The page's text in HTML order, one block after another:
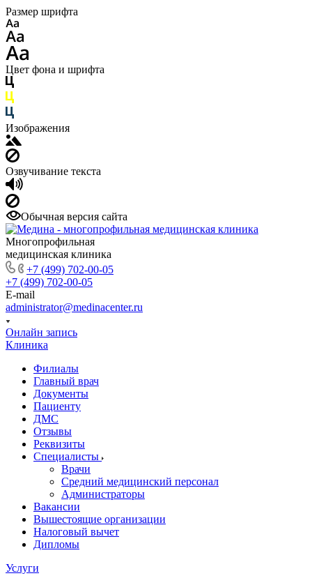
Размер шрифта
Цвет фона и шрифта
Изображения
Озвучивание текста
Обычная версия сайта
Многопрофильная
медицинская клиника
+7 (499) 702-00-05
+7 (499) 702-00-05
E-mail
administrator@medinacenter.ru
Онлайн запись
Клиника
Филиалы
Главный врач
Документы
Пациенту
ДМС
Отзывы
Реквизиты
Специалисты
Врачи
Средний медицинский персонал
Администраторы
Вакансии
Вышестоящие организации
Налоговый вычет
Дипломы
Услуги